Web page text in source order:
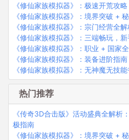
《修仙家族模拟器》：极速开荒攻
《修仙家族模拟器》：境界突破 +
《修仙家族模拟器》：宗门经营全
《修仙家族模拟器》：三端畅玩，
《修仙家族模拟器》：职业 + 国家
《修仙家族模拟器》：装备进阶指南
《修仙家族模拟器》：无神魔无技
热门推荐
《传奇3D合击版》活动盛典全解析
极指南
《修仙家族模拟器》：境界突破 +